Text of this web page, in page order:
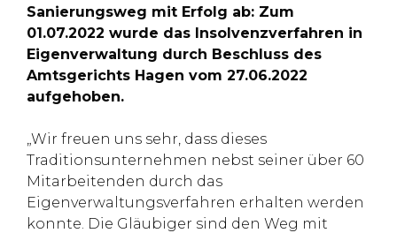
Sanierungsweg mit Erfolg ab: Zum
01.07.2022 wurde das Insolvenzverfahren in
Eigenverwaltung durch Beschluss des
Amtsgerichts Hagen vom 27.06.2022
aufgehoben.
„Wir freuen uns sehr, dass dieses
Traditionsunternehmen nebst seiner über 60
Mitarbeitenden durch das
Eigenverwaltungsverfahren erhalten werden
konnte. Die Gläubiger sind den Weg mit